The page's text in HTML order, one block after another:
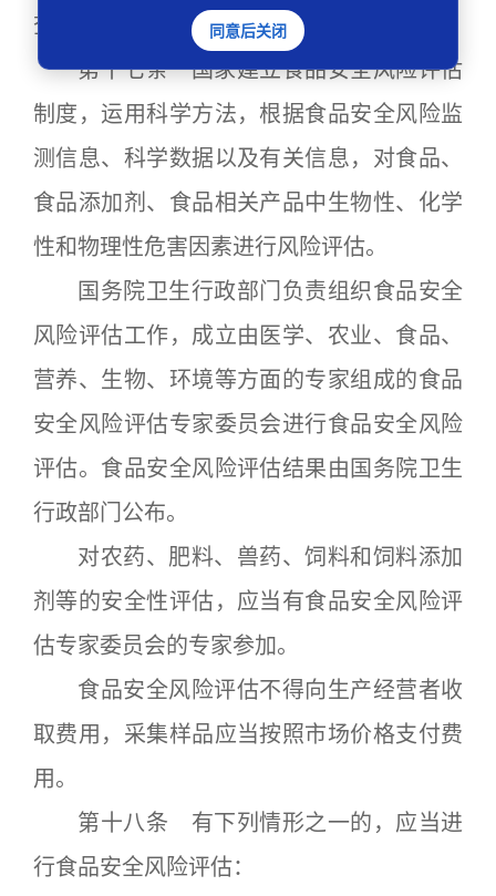
查。
第十七条 国家建立食品安全风险评估
制度，运用科学方法，根据食品安全风险监
测信息、科学数据以及有关信息，对食品、
食品添加剂、食品相关产品中生物性、化学
性和物理性危害因素进行风险评估。
国务院卫生行政部门负责组织食品安全
风险评估工作，成立由医学、农业、食品、
营养、生物、环境等方面的专家组成的食品
安全风险评估专家委员会进行食品安全风险
评估。食品安全风险评估结果由国务院卫生
行政部门公布。
对农药、肥料、兽药、饲料和饲料添加
剂等的安全性评估，应当有食品安全风险评
估专家委员会的专家参加。
食品安全风险评估不得向生产经营者收
取费用，采集样品应当按照市场价格支付费
用。
第十八条 有下列情形之一的，应当进
行食品安全风险评估：
同意后关闭